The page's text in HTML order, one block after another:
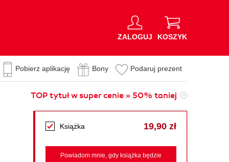
ZALOGUJ KOSZYK
Pobierz aplikację Bony Podaruj prezent
TOP tytuł w super cenie » 50% taniej
Książka 19,90 zł
Powiadom mnie, gdy książka będzie